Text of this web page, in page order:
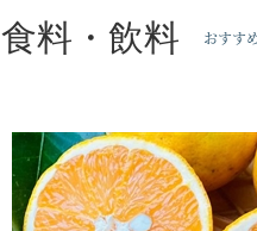
食料・飲料 おすす